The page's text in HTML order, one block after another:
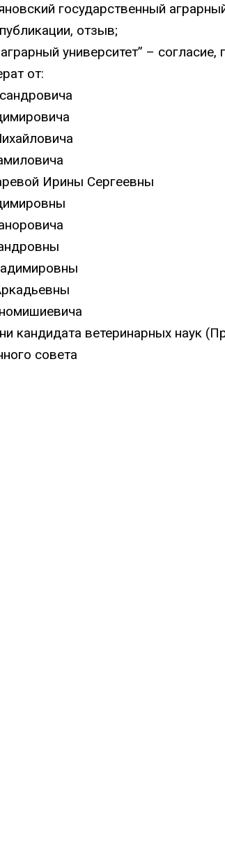
государственный
, отзыв;
университет” – согласие,
от:
Ирины Сергеевны
кандидата ветеринарных наук
совета